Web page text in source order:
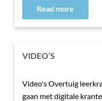
Read more
VIDEO’S
Video's Overtuig
gaan met digitale